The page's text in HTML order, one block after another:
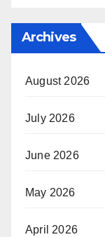
Archives
August 2026
July 2026
June 2026
May 2026
April 2026